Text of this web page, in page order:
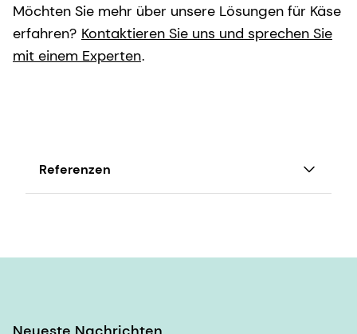
Möchten Sie mehr über unsere Lösungen für Käse
erfahren? Kontaktieren Sie uns und sprechen Sie
mit einem Experten.
Referenzen
Band 89, Ausgabe 4, 2006, Seiten 1174-1178, ISSN
(https://www.sciencedirect.com/science/article/pii/